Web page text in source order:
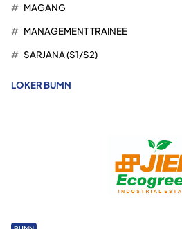
MAGANG
MANAGEMENT TRAINEE
SARJANA (S1/S2)
LOKER BUMN